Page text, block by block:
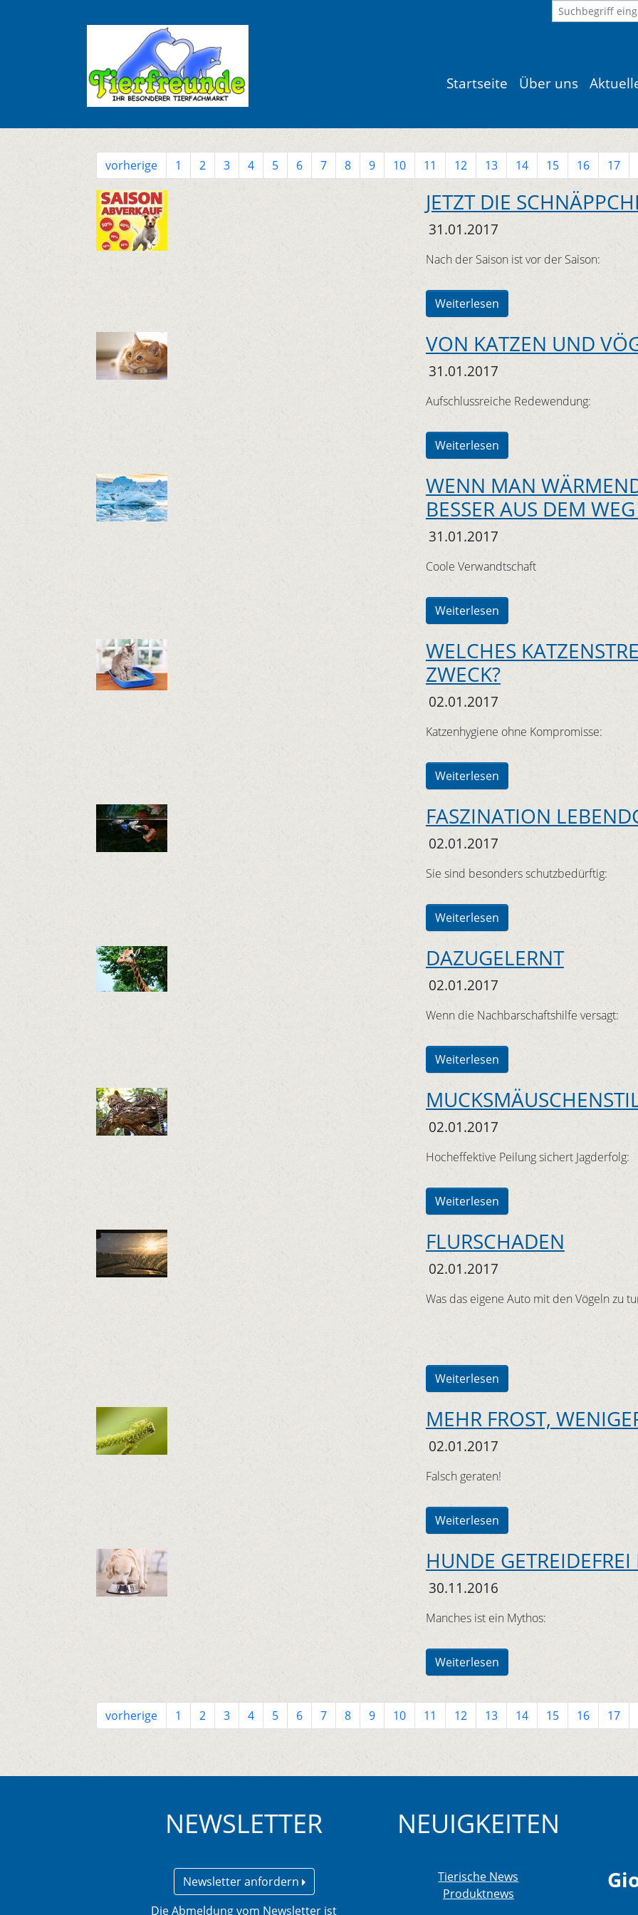
Startseite Über uns
vorherige 1 2 3 4 5 6 7 8 9 10 11 12 13 14 15 16 17
JETZT DIE
31.01.2017
Nach der Saison ist vor der Saison:
Weiterlesen
VON KATZEN UND
31.01.2017
Aufschlussreiche Redewendung:
Weiterlesen
WENN MAN
BESSER AUS DEM
31.01.2017
Coole Verwandtschaft
Weiterlesen
WELCHES
ZWECK?
02.01.2017
Katzenhygiene ohne Kompromisse:
Weiterlesen
FASZINATION
02.01.2017
Sie sind besonders schutzbedürftig:
Weiterlesen
DAZUGELERNT
02.01.2017
Wenn die Nachbarschaftshilfe versagt:
Weiterlesen
02.01.2017
Hocheffektive Peilung sichert Jagderfolg:
Weiterlesen
FLURSCHADEN
02.01.2017
Was das eigene Auto mit den Vögeln zu
Weiterlesen
MEHR FROST,
02.01.2017
Falsch geraten!
Weiterlesen
HUNDE GETREIDEFREI
30.11.2016
Manches ist ein Mythos:
Weiterlesen
vorherige 1 2 3 4 5 6 7 8 9 10 11 12 13 14 15 16 17
NEWSLETTER
Newsletter anfordern
Die Abmeldung vom Newsletter ist
NEUIGKEITEN
Tierische News
Produktnews